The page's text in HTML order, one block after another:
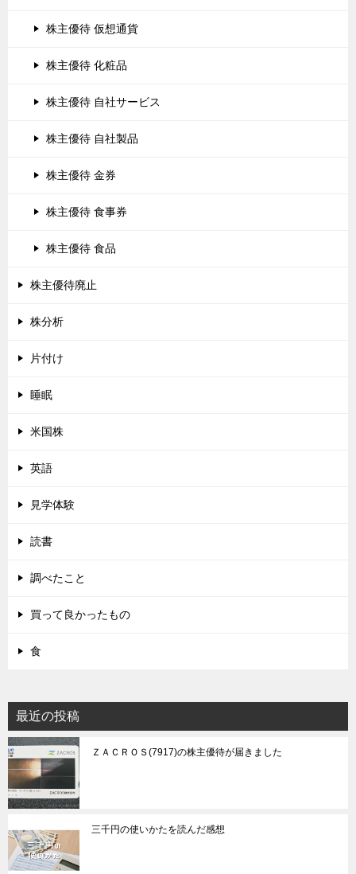
株主優待 仮想通貨
株主優待 化粧品
株主優待 自社サービス
株主優待 自社製品
株主優待 金券
株主優待 食事券
株主優待 食品
株主優待廃止
株分析
片付け
睡眠
米国株
英語
見学体験
読書
調べたこと
買って良かったもの
食
最近の投稿
ＺＡＣＲＯＳ(7917)の株主優待が届きました
三千円の使いかたを読んだ感想